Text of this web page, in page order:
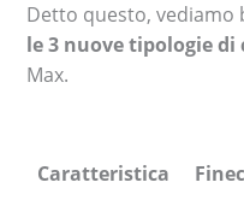
Detto questo,
le 3 nuove tipologie di
Max.
Caratteristica